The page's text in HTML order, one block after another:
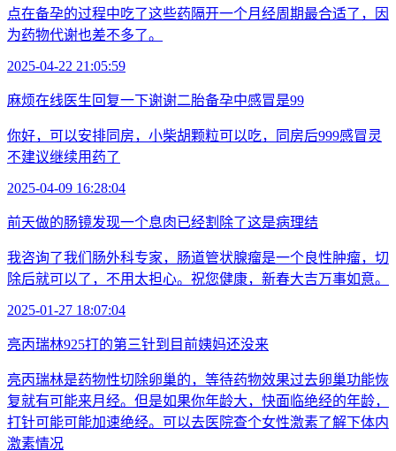
点在备孕的过程中吃了这些药隔开一个月经周期最合适了，因
为药物代谢也差不多了。
2025-04-22 21:05:59
麻烦在线医生回复一下谢谢二胎备孕中感冒是99
你好，可以安排同房，小柴胡颗粒可以吃，同房后999感冒灵
不建议继续用药了
2025-04-09 16:28:04
前天做的肠镜发现一个息肉已经割除了这是病理结
我咨询了我们肠外科专家，肠道管状腺瘤是一个良性肿瘤，切
除后就可以了，不用太担心。祝您健康，新春大吉万事如意。
2025-01-27 18:07:04
亮丙瑞林925打的第三针到目前姨妈还没来
亮丙瑞林是药物性切除卵巢的，等待药物效果过去卵巢功能恢
复就有可能来月经。但是如果你年龄大，快面临绝经的年龄，
打针可能可能加速绝经。可以去医院查个女性激素了解下体内
激素情况